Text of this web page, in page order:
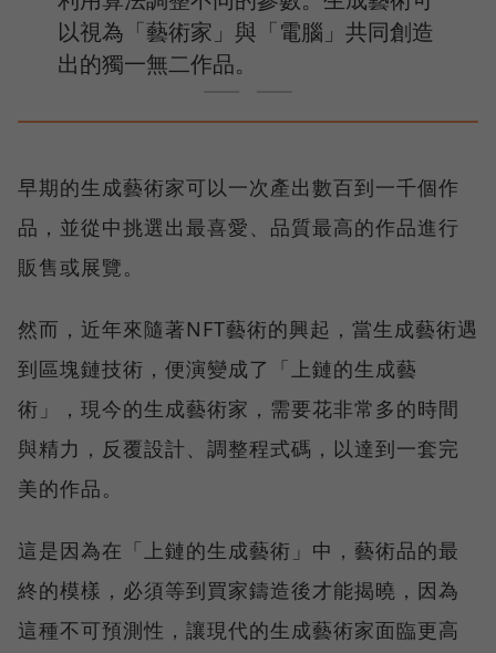
以視為「藝術家」與「電腦」共同創造
出的獨一無二作品。
早期的生成藝術家可以一次產出數百到一千個作
品，並從中挑選出最喜愛、品質最高的作品進行
販售或展覽。
然而，近年來隨著NFT藝術的興起，當生成藝術遇
到區塊鏈技術，便演變成了「上鏈的生成藝
術」，現今的生成藝術家，需要花非常多的時間
與精力，反覆設計、調整程式碼，以達到一套完
美的作品。
這是因為在「上鏈的生成藝術」中，藝術品的最
終的模樣，必須等到買家鑄造後才能揭曉，因為
這種不可預測性，讓現代的生成藝術家面臨更高